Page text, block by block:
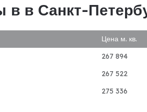
в в Санкт-
Цена м. кв.
267 894
267 522
275 336